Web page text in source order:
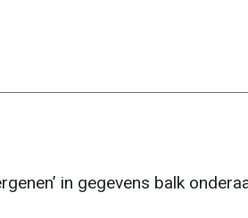
in gegevens balk